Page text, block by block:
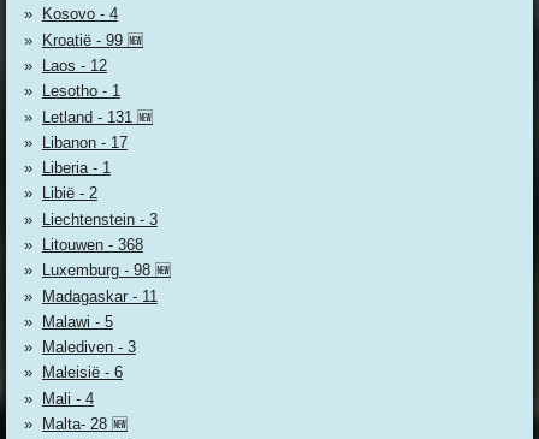
Kosovo - 4
Kroatië - 99 🆕
Laos - 12
Lesotho - 1
Letland - 131 🆕
Libanon - 17
Liberia - 1
Libië - 2
Liechtenstein - 3
Litouwen - 368
Luxemburg - 98 🆕
Madagaskar - 11
Malawi - 5
Malediven - 3
Maleisië - 6
Mali - 4
Malta- 28 🆕